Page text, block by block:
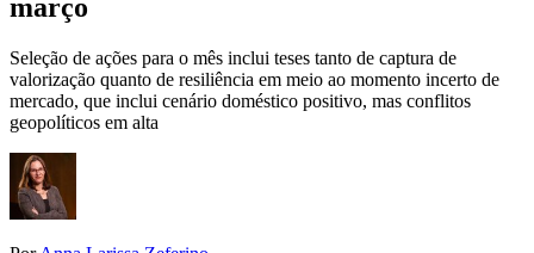
março
Seleção de ações para o mês inclui teses tanto de captura de
valorização quanto de resiliência em meio ao momento incerto de
mercado, que inclui cenário doméstico positivo, mas conflitos
geopolíticos em alta